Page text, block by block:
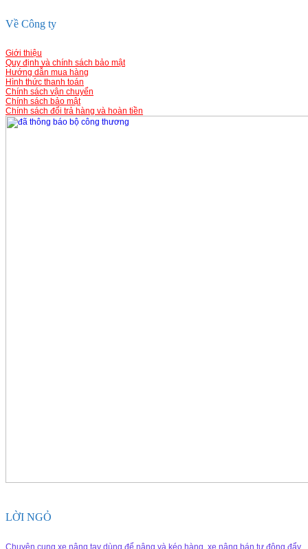
Về Công ty
Giới thiệu
Quy định và chính sách bảo mật
Hướng dẫn mua hàng
Hình thức thanh toán
Chính sách vận chuyển
Chính sách bảo mật
Chính sách đổi trả hàng và hoàn tiền
LỜI NGỎ
Chuyên cung xe nâng tay dùng để nâng và kéo hàng, xe nâng bán tự động đẩy